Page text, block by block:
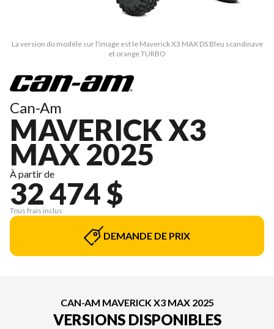
La version du modèle sur l'image est le Maverick X3 MAX DS Bleu scandinave
et orange TURBO
Can-Am
MAVERICK X3
MAX 2025
À partir de
32 474 $
Tous frais inclus
DEMANDE DE PRIX
CAN-AM MAVERICK X3 MAX 2025
VERSIONS DISPONIBLES